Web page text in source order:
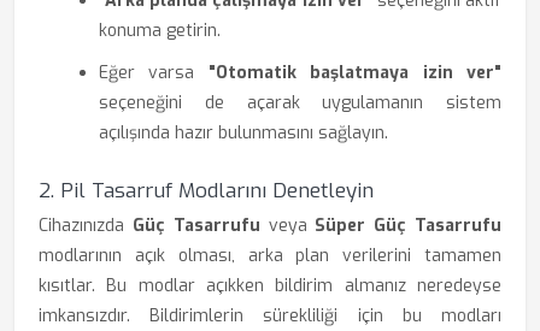
konuma getirin.
Eğer varsa "Otomatik başlatmaya izin ver"
seçeneğini de açarak uygulamanın sistem
açılışında hazır bulunmasını sağlayın.
2. Pil Tasarruf Modlarını Denetleyin
Cihazınızda Güç Tasarrufu veya Süper Güç Tasarrufu
modlarının açık olması, arka plan verilerini tamamen
kısıtlar. Bu modlar açıkken bildirim almanız neredeyse
imkansızdır. Bildirimlerin sürekliliği için bu modları